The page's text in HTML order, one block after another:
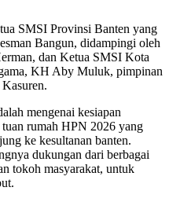
SMSI Provinsi Banten yang
Bangun, didampingi oleh
dan Ketua SMSI Kota
KH Aby Muluk, pimpinan
mengenai kesiapan
rumah HPN 2026 yang
ke kesultanan banten.
dukungan dari berbagai
tokoh masyarakat, untuk